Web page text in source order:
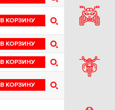
В КОРЗИНУ
В КОРЗИНУ
В КОРЗИНУ
В КОРЗИНУ